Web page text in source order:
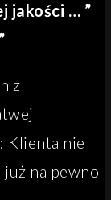
jakości … ”
z
Klienta nie
na pewno